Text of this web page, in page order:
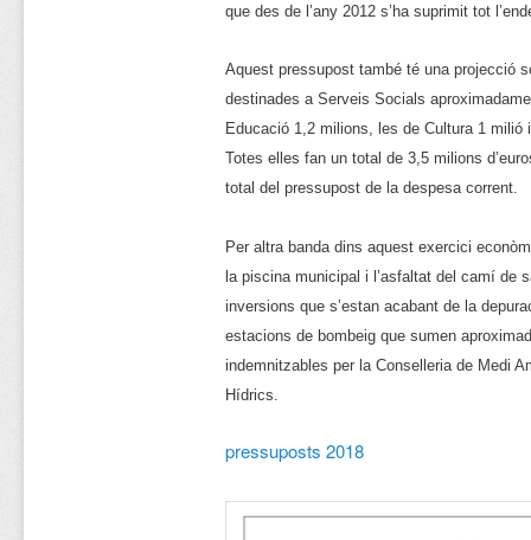
que des de l’any 2012 s’ha suprimit tot
Aquest pressupost també té una projecció
destinades a Serveis Socials
Educació 1,2 milions, les de Cultura 1 milió
Totes elles fan un total de 3,5 milions
total del pressupost de la despesa corrent.
Per altra banda dins aquest exercici
la piscina municipal i l’asfaltat del camí de
inversions que s’estan acabant de la
estacions de bombeig que sumen
indemnitzables per la Conselleria de Medi
Hídrics.
pressuposts 2018